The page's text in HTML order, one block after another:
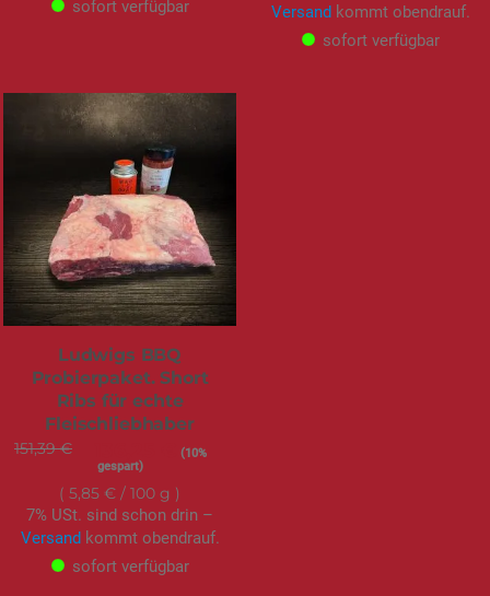
sofort verfügbar
Versandkommt obendrauf.
sofort verfügbar
Ludwigs BBQ
Probierpaket. Short
Ribs für echte
Fleischliebhaber
151,39 € Sonderangebot(10%
gespart)
5,85 € / 100 g
7% USt. sind schon drin –
Versandkommt obendrauf.
sofort verfügbar